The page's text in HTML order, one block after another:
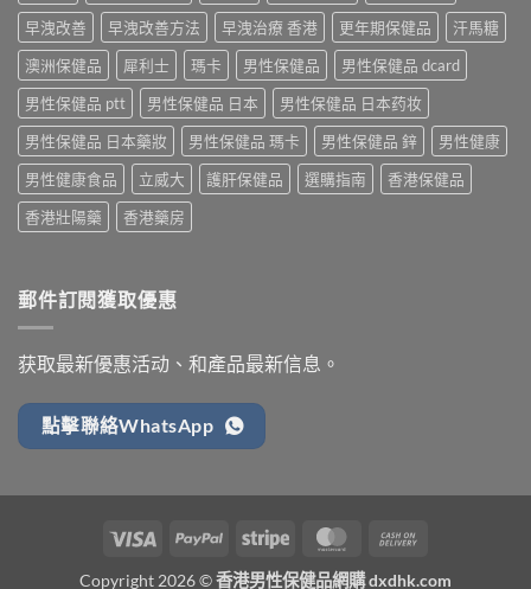
早洩改善
早洩改善方法 早洩治療 香港 更年期保健品
汗馬糖
澳洲保健品
犀利士 瑪卡 男性保健品
男性保健品 dcard
男性保健品 ptt
男性保健品 日本
男性保健品 日本药妆
男性保健品 日本藥妝
男性保健品 瑪卡 男性保健品 鋅
男性健康
男性健康食品
立威大 護肝保健品 選購指南
香港保健品
香港壯陽藥
香港藥房
郵件訂閱獲取優惠
获取最新優惠活动、和產品最新信息。
點擊聯絡WhatsApp
Visa PayPal Stripe MasterCard
Copyright 2026 ©香港男性保健品網購 dxdhk.com